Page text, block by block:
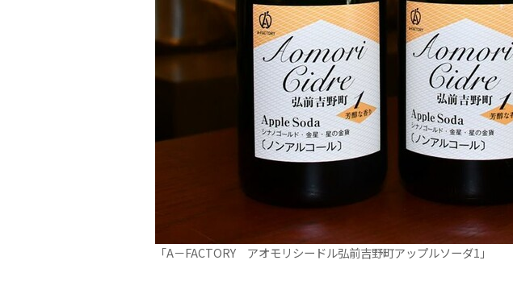
「A－FACTORY アオモリシードル弘前吉野町アップルソーダ1」